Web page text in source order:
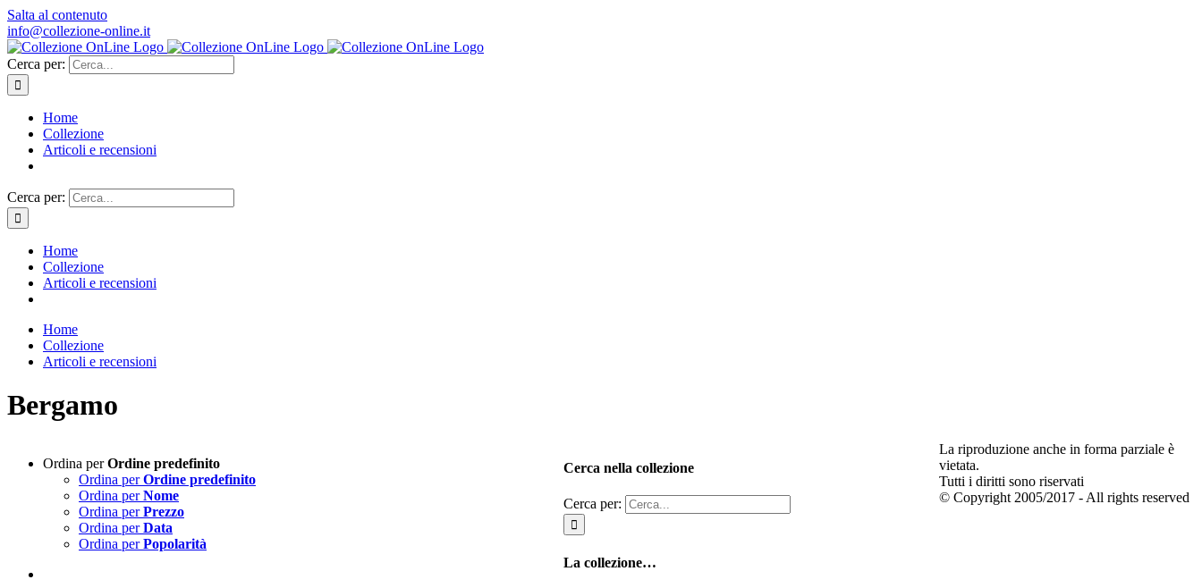
Salta al contenuto
info@collezione-online.it
Cerca per:
Home
Collezione
Articoli e recensioni
Cerca per:
Home
Collezione
Articoli e recensioni
Home
Collezione
Articoli e recensioni
Bergamo
Ordina perOrdine predefinito
Ordina perOrdine predefinito
Ordina perNome
Ordina perPrezzo
Ordina perData
Ordina perPopolarità
Cerca nella collezione
Cerca per:
La collezione…
La riproduzione anche in forma parziale è
vietata.
Tutti i diritti sono riservati
© Copyright 2005/2017 - All rights reserved